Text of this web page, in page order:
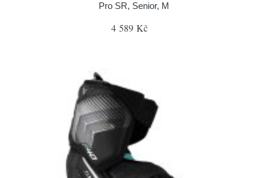
Pro SR, Senior, M
4 589 Kč